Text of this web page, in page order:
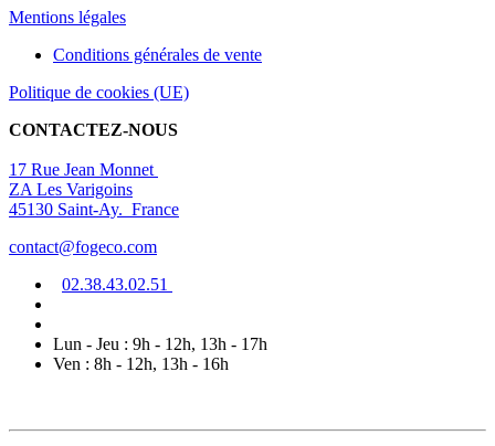
Mentions légales
Conditions générales de vente
Politique de cookies (UE)
CONTACTEZ-NOUS
17 Rue Jean Monnet
ZA Les Varigoins
45130 Saint-Ay. France
contact@fogeco.com
02.38.43.02.51
Lun - Jeu : 9h - 12h, 13h - 17h
Ven : 8h - 12h, 13h - 16h